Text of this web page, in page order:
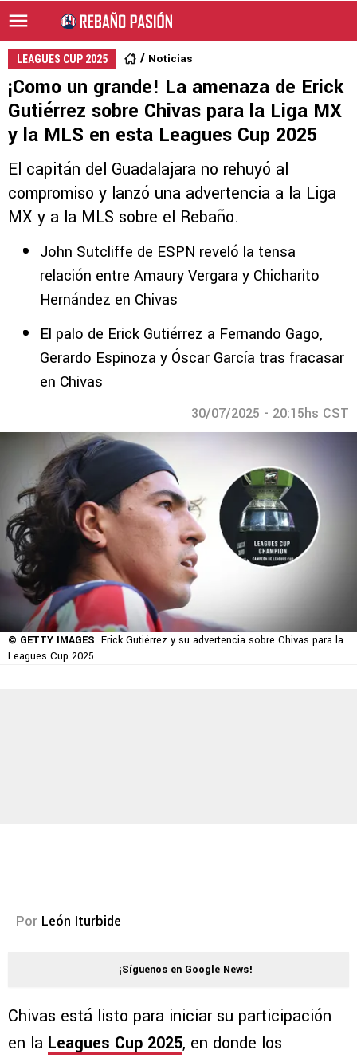
LEAGUES CUP 2025 Noticias
¡Como un grande! La amenaza de Erick
Gutiérrez sobre Chivas para la Liga MX
y la MLS en esta Leagues Cup 2025
El capitán del Guadalajara no rehuyó al
compromiso y lanzó una advertencia a la Liga
MX y a la MLS sobre el Rebaño.
John Sutcliffe de ESPN reveló la tensa
relación entre Amaury Vergara y Chicharito
Hernández en Chivas
El palo de Erick Gutiérrez a Fernando Gago,
Gerardo Espinoza y Óscar García tras fracasar
en Chivas
30/07/2025 - 20:15hs CST
© GETTY IMAGES Erick Gutiérrez y su advertencia sobre Chivas para la
Leagues Cup 2025
Por León Iturbide
¡Síguenos en Google News!
Chivas está listo para iniciar su participación
en la Leagues Cup 2025, en donde los